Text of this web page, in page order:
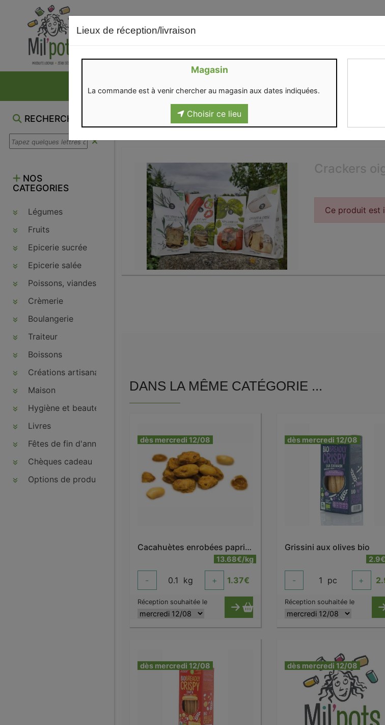
RECHERCHE
NOS
CATEGORIES
Légumes
Fruits
Epicerie sucrée
Epicerie salée
Poissons, viandes, volailles, charcuteries
Crèmerie
Boulangerie
Traiteur
Boissons
Créations artisanales
Maison
Hygiène et beauté
Livres
Fêtes de fin d'année
Chèques cadeau
Options de produits
Lieux de réception/livraison
Magasin
La commande est à venir chercher au magasin aux dates indiquées.
Choisir ce lieu
Crackers
Ce produit est
DANS LA MÊME CATÉGORIE ...
dès mercredi 12/08
Cacahuètes enrobées paprika bio
13.68€/kg
- 0.1 kg + 1.37€
Réception souhaitée le
dès mercredi 12/08
Grissini aux olives bio
- 1 pc +
Réception souhaitée le
dès mercredi 12/08 dès mercredi 12/08